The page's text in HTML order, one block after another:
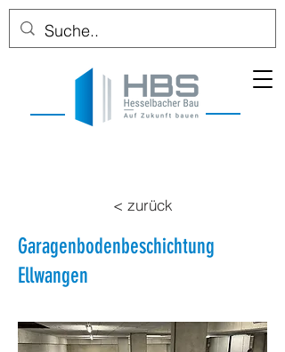
< zurück
Garagenbodenbeschichtung
Ellwangen